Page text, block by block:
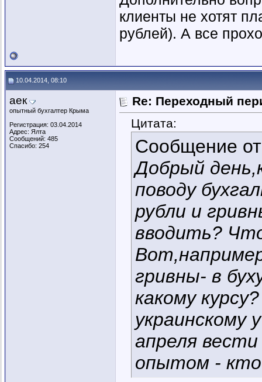
клиенты не хотят
рублей). А все
10.04.2014, 08:10
аек
опытный бухгалтер Крыма
Регистрация: 03.04.2014
Адрес: Ялта
Сообщений: 485
Спасибо: 254
Re: Переходный
Цитата:
Сообщение
Добрый
поводу
рубли и
вводить?
гривны- в
какому
украинскому
апреля
опытом - кто